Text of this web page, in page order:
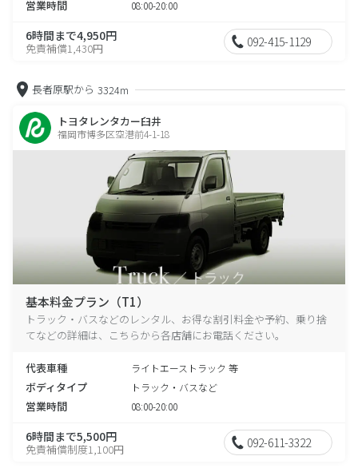
営業時間 08:00-20:00
6時間まで4,950円
免責補償1,430円 092-415-1129
長者原駅から 3324m
トヨタレンタカー臼井
福岡市博多区空港前4-1-18
基本料金プラン（T1）
トラック・バスなどのレンタル、お得な割引料金や予約、乗り捨
てなどの詳細は、こちらから各店舗にお電話ください。
代表車種 ライトエーストラック 等
ボディタイプ トラック・バスなど
営業時間 08:00-20:00
6時間まで5,500円
免責補償制度1,100円 092-611-3322